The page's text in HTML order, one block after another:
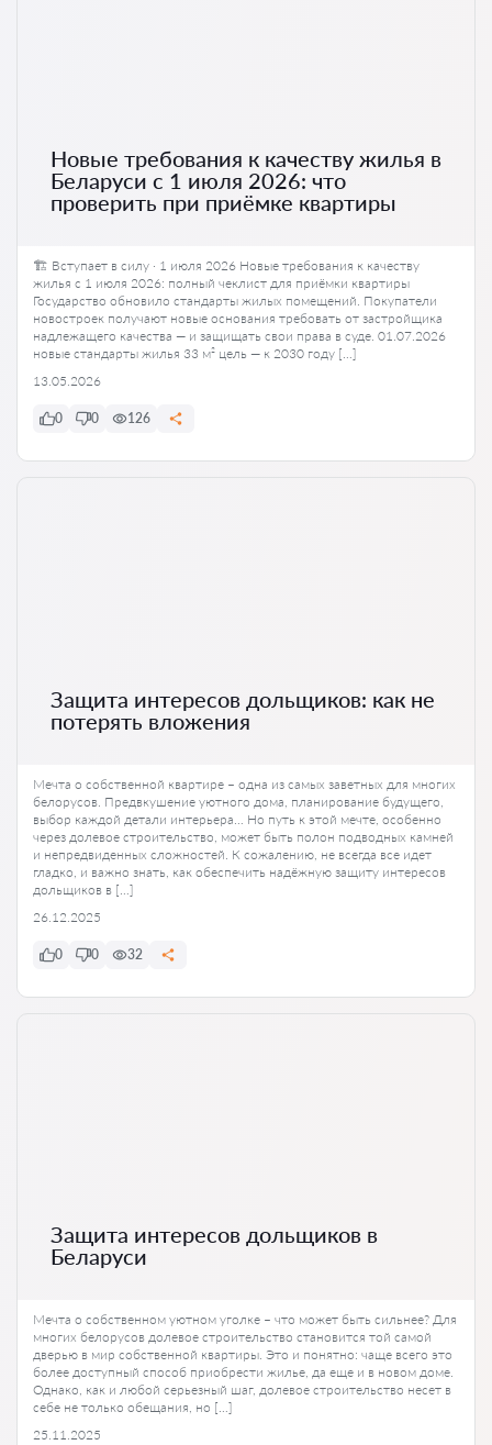
Новые требования к качеству жилья в
Беларуси с 1 июля 2026: что
проверить при приёмке квартиры
🏗️ Вступает в силу · 1 июля 2026 Новые требования к качеству
жилья с 1 июля 2026: полный чеклист для приёмки квартиры
Государство обновило стандарты жилых помещений. Покупатели
новостроек получают новые основания требовать от застройщика
надлежащего качества — и защищать свои права в суде. 01.07.2026
новые стандарты жилья 33 м² цель — к 2030 году […]
13.05.2026
0 0 126
Защита интересов дольщиков: как не
потерять вложения
Мечта о собственной квартире – одна из самых заветных для многих
белорусов. Предвкушение уютного дома, планирование будущего,
выбор каждой детали интерьера… Но путь к этой мечте, особенно
через долевое строительство, может быть полон подводных камней
и непредвиденных сложностей. К сожалению, не всегда все идет
гладко, и важно знать, как обеспечить надёжную защиту интересов
дольщиков в […]
26.12.2025
0 0 32
Защита интересов дольщиков в
Беларуси
Мечта о собственном уютном уголке – что может быть сильнее? Для
многих белорусов долевое строительство становится той самой
дверью в мир собственной квартиры. Это и понятно: чаще всего это
более доступный способ приобрести жилье, да еще и в новом доме.
Однако, как и любой серьезный шаг, долевое строительство несет в
себе не только обещания, но […]
25.11.2025